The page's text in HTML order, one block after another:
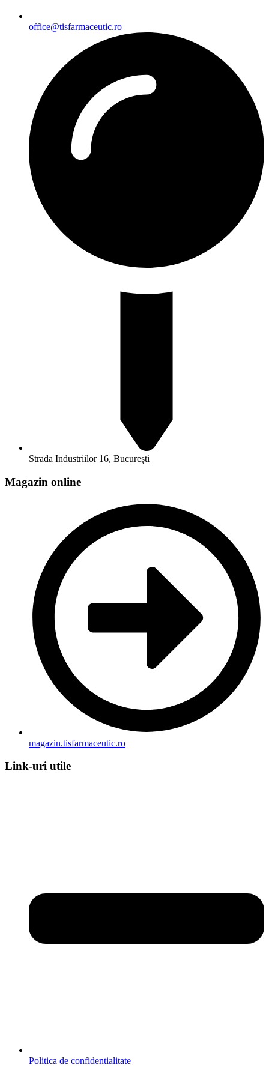
office@tisfarmaceutic.ro
Strada Industriilor 16, București
Magazin online
magazin.tisfarmaceutic.ro
Link-uri utile
Politica de confidentialitate